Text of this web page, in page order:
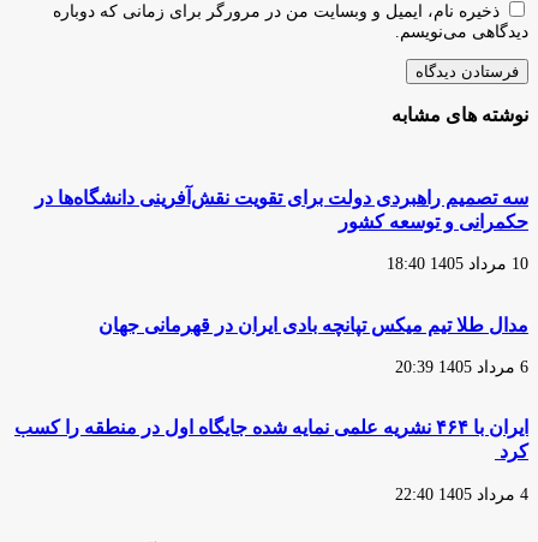
ذخیره نام، ایمیل و وبسایت من در مرورگر برای زمانی که دوباره
دیدگاهی می‌نویسم.
نوشته های مشابه
سه تصمیم راهبردی دولت برای تقویت نقش‌آفرینی دانشگاه‌ها در
حکمرانی و توسعه کشور
10 مرداد 1405 18:40
مدال طلا تیم میکس تپانچه بادی ایران در قهرمانی جهان
6 مرداد 1405 20:39
ایران با ۴۶۴ نشریه علمی نمایه شده جایگاه اول در منطقه را کسب
کرد
4 مرداد 1405 22:40